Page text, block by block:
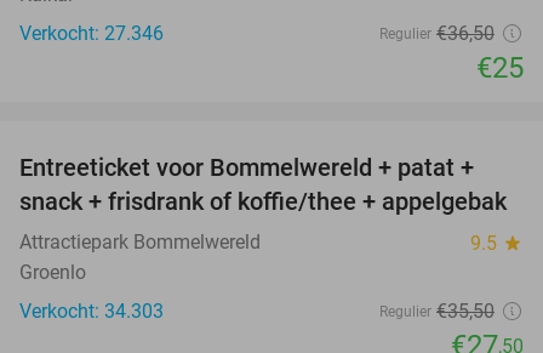
Verkocht: 27.346
Regulier €36,50
€25
23%
Entreeticket voor Bommelwereld + patat +
snack + frisdrank of koffie/thee + appelgebak
Attractiepark Bommelwereld 9.5 star
Groenlo
Verkocht: 34.303
Regulier €35,50
€27,50